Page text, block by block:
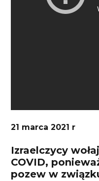
21 marca 2021 r
Izraelczycy
COVID,
pozew w